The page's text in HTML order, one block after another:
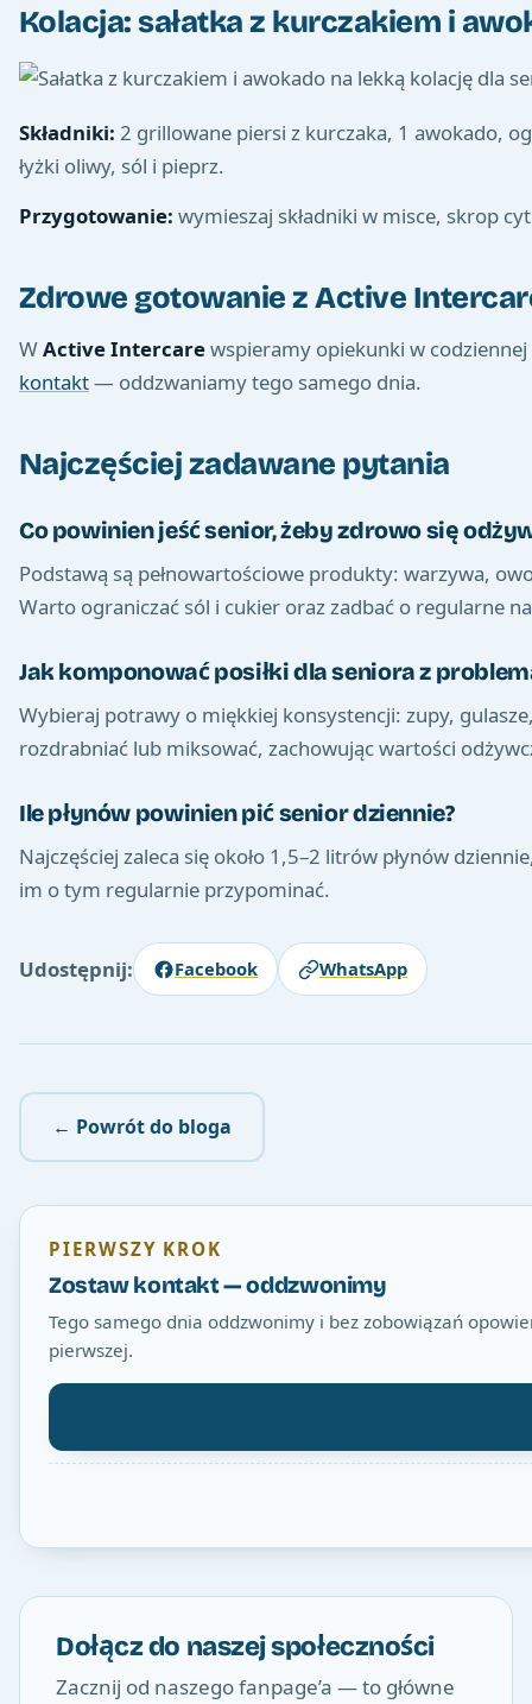
Kolacja: sałatka z kurczakiem i
Składniki: 2 grillowane piersi z kurczaka, 1 awokado,
łyżki oliwy, sól i pieprz.
Przygotowanie: wymieszaj składniki w misce, skrop
Zdrowe gotowanie z Active
WActive Intercarewspieramy opiekunki w
kontakt— oddzwaniamy tego samego dnia.
Najczęściej zadawane pytania
Co powinien jeść senior, żeby zdrowo się
Podstawą są pełnowartościowe produkty: warzywa,
Warto ograniczać sól i cukier oraz zadbać o regularne
Jak komponować posiłki dla seniora z
Wybieraj potrawy o miękkiej konsystencji: zupy,
rozdrabniać lub miksować, zachowując wartości
Ile płynów powinien pić senior dziennie?
Najczęściej zaleca się około 1,5–2 litrów płynów
im o tym regularnie przypominać.
Udostępnij: Facebook WhatsApp
← Powrót do bloga
PIERWSZY KROK
Zostaw kontakt — oddzwonimy
Tego samego dnia oddzwonimy i bez zobowiązań
pierwszej.
Dołącz do naszej społeczności
Zacznij od naszego fanpage’a — to główne